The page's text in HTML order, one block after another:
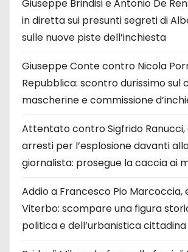
Giuseppe Brindisi e Antonio De
in diretta sui presunti segreti di
sulle nuove piste dell’inchiesta
Giuseppe Conte contro Nicola
Repubblica: scontro durissimo sul
mascherine e commissione
Attentato contro Sigfrido
arresti per l’esplosione davanti
giornalista: prosegue la caccia ai
Addio a Francesco Pio Marcoccia,
Viterbo: scompare una figura
politica e dell’urbanistica cittadina